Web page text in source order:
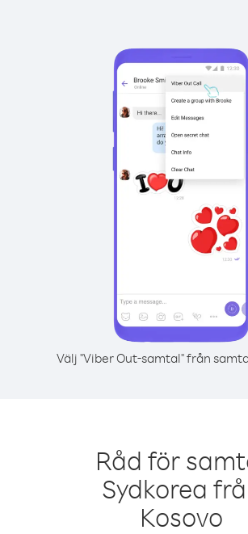
Välj "Viber Out-samtal" från
Råd för
Sydkorea
Kosovo